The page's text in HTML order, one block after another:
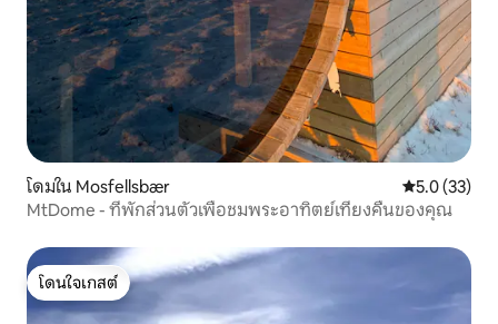
โดมใน Mosfellsbær คะแนนเฉลี่ย
5.0 (33)
MtDome - ที่พักส่วนตัวเพื่อชมพระอาทิตย์เที่ยงคืนของคุณ
โดนใจเกสต์
โดนใจเกสต์